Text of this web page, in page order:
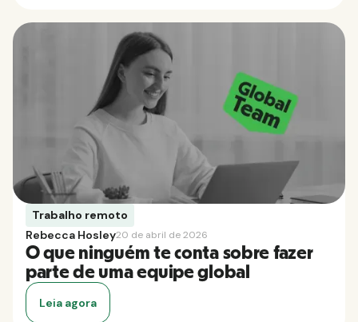
Trabalho remoto
Rebecca Hosley20 de abril de 2026
O que ninguém te conta sobre fazer
parte de uma equipe global
Leia agora